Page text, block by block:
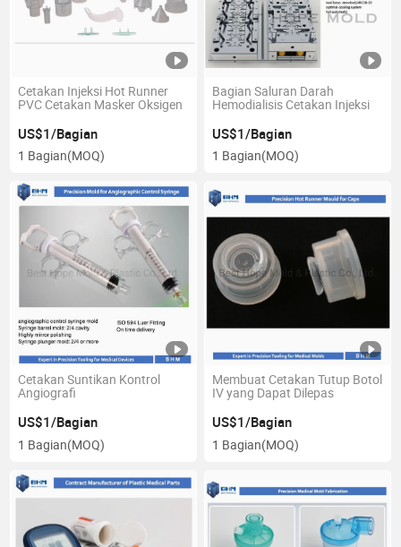
Cetakan Injeksi Hot Runner
PVC Cetakan Masker Oksigen
US$1/Bagian
1 Bagian(MOQ)
Bagian Saluran Darah
Hemodialisis Cetakan Injeksi
US$1/Bagian
1 Bagian(MOQ)
Cetakan Suntikan Kontrol
Angiografi
US$1/Bagian
1 Bagian(MOQ)
Membuat Cetakan Tutup Botol
IV yang Dapat Dilepas
US$1/Bagian
1 Bagian(MOQ)